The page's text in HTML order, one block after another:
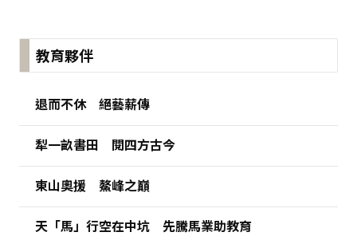
:::教育夥伴
退而不休 絕藝薪傳
犁一畝書田 閱四方古今
東山奧援 鰲峰之巔
天「馬」行空在中坑 先騰馬業助教育